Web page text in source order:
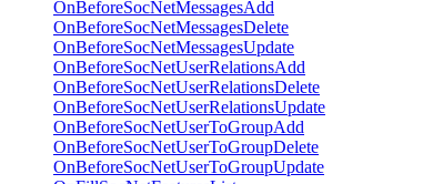
OnBeforeSocNetMessagesAdd
OnBeforeSocNetMessagesDelete
OnBeforeSocNetMessagesUpdate
OnBeforeSocNetUserRelationsAdd
OnBeforeSocNetUserRelationsDelete
OnBeforeSocNetUserRelationsUpdate
OnBeforeSocNetUserToGroupAdd
OnBeforeSocNetUserToGroupDelete
OnBeforeSocNetUserToGroupUpdate